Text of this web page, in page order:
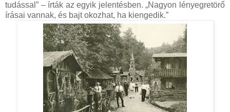
tudással” – írták az egyik jelentésben. „Nagyon lényegretörő
írásai vannak, és bajt okozhat, ha kiengedik.”